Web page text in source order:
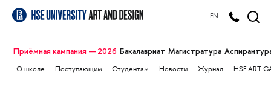
EN
Приёмная кампания — 2026 Бакалавриат Магистратура
О школе Поступающим Студентам Новости Журнал HSE ART